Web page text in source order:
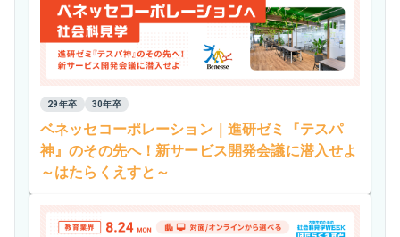
29年卒 30年卒
ベネッセコーポレーション｜進研ゼミ『テスパ
神』のその先へ！新サービス開発会議に潜入せよ
～はたらくえすと～